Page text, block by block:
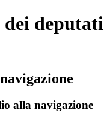
dei deputati
alla navigazione